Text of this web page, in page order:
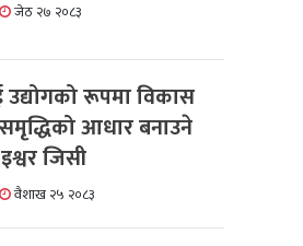
जेठ २७ २०८३
उद्योगको रूपमा विकास
आधार बनाउने
जिसी
वैशाख २५ २०८३